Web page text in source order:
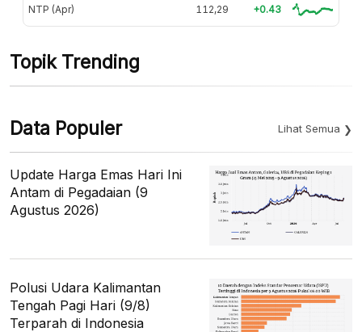
NTP (Apr) 112,29 +0.43
Topik Trending
Data Populer Lihat Semua
Update Harga Emas Hari Ini
Antam di Pegadaian (9
Agustus 2026)
Polusi Udara Kalimantan
Tengah Pagi Hari (9/8)
Terparah di Indonesia